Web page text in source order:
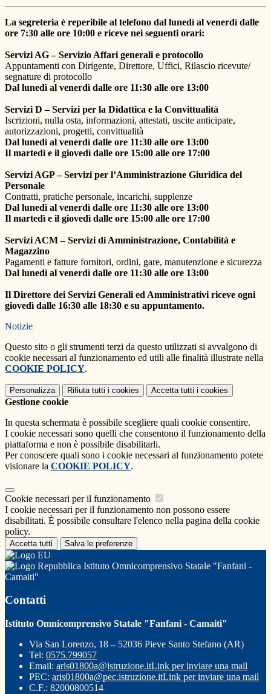
La segreteria è reperibile al telefono dal lunedì al venerdì dalle
ore 7:30 alle ore 10:00 e riceve nei seguenti orari:
Servizi AG – Servizio Affari generali e protocollo
Appuntamenti con Dirigente, Direttore, Uffici, Rilascio ricevute/
segnature di protocollo
Dal lunedì al venerdì dalle ore 11:30 alle ore 13:00
Servizi D – Servizi per la Didattica e la Convittualità
Iscrizioni, nulla osta, informazioni, attestati, uscite anticipate,
autorizzazioni, progetti, convittualità
Dal lunedì al venerdì dalle ore 11:30 alle ore 13:00
Il martedì e il giovedì dalle ore 15:00 alle ore 17:00
Servizi AGP – Servizi per l’Amministrazione Giuridica del
Personale
Contratti, pratiche personale, incarichi, supplenze
Dal lunedì al venerdì dalle ore 11:30 alle ore 13:00
Il martedì e il giovedì dalle ore 15:00 alle ore 17:00
Servizi ACM – Servizi di Amministrazione, Contabilità e
Magazzino
Pagamenti e fatture fornitori, ordini, gare, manutenzione e sicurezza
Dal lunedì al venerdì dalle ore 11:30 alle ore 13:00
Il Direttore dei Servizi Generali ed Amministrativi riceve ogni
giovedì dalle 16:30 alle 18:30 e su appuntamento.
Notizie
Questo sito o gli strumenti terzi da questo utilizzati si avvalgono di
cookie necessari al funzionamento ed utili alle finalità illustrate nella
COOKIE POLICY.
Personalizza Rifiuta tutti i cookies Accetta tutti i cookies
Gestione cookie
In questa schermata è possibile scegliere quali cookie consentire.
I cookie necessari sono quelli che consentono il funzionamento della
piattaforma e non è possibile disabilitarli.
Per conoscere quali sono i cookie necessari al funzionamento potete
visionare la COOKIE POLICY.
Cookie necessari per il funzionamento
I cookie necessari per il funzionamento non possono essere
disabilitati. È possibile consultare l'elenco nella pagina della cookie
policy.
Accetta tutti Salva le preferenze
Istituto Omnicomprensivo Statale "Fanfani -
Camaiti"
Contatti
Istituto Omnicomprensivo Statale "Fanfani - Camaiti"
Via San Lorenzo, 18 – 52036 Pieve Santo Stefano (AR)
Tel: 0575.799057
Email: aris01800a@istruzione.itLink per inviare una mail
PEC: aris01800a@pec.istruzione.itLink per inviare una mail
C.F.: 82000800514